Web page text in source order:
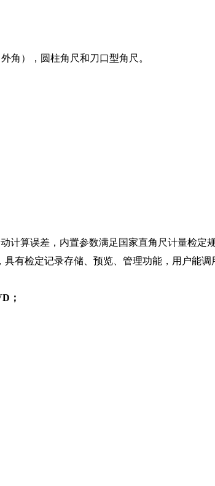
角），圆柱角尺和刀口型角尺。
计算误差，内置参数满足国家直角尺计量检定
有检定记录存储、预览、管理功能，用户能
；